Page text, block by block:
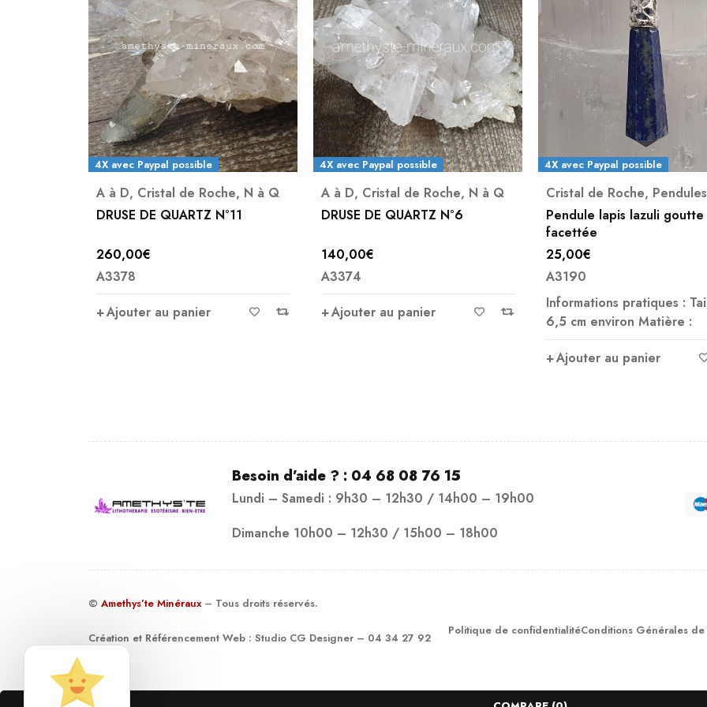
4X avec Paypal possible
A à D, Cristal de Roche, N à Q
DRUSE DE QUARTZ N°6
140,00€
A3374
Ajouter au panier
4X avec Paypal possible
Cristal de Roche ,Pendules
Pendule lapis lazuli goutte
25,00€
A3190
Informations pratiques : Taille :
6,5 cm environ Matière :
Pierres de Massage,
Quartz Rose
GUASHA QUARTZ ROSE
18,00€
A1933
Ajouter au panier
Besoin d’aide ? : 04 68 08 76 15
Lundi – Samedi : 9h30 – 12h30 / 14h00 – 19h00
Dimanche 10h00 – 12h30 / 15h00 – 18h00
© Amethys’te Minéraux – Tous droits réservés.
Création et Référencement Web : Studio CG Designer – 04 34 27 92
Politique de confidentialitéConditions Générales